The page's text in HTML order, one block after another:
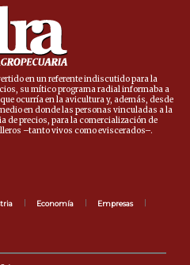
en un referente indiscutido para la
su mítico programa radial informaba a
ocurría en la avicultura y, además, desde
en donde las personas vinculadas a la
de precios, para la comercialización de
–tanto vivos como eviscerados–.
Economía Empresas